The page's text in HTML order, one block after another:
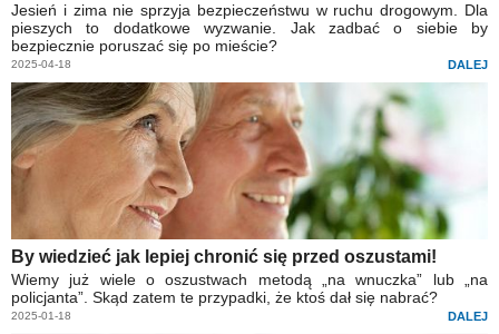
Jesień i zima nie sprzyja bezpieczeństwu w ruchu drogowym. Dla
pieszych to dodatkowe wyzwanie. Jak zadbać o siebie by
bezpiecznie poruszać się po mieście?
2025-04-18 DALEJ
By wiedzieć jak lepiej chronić się przed oszustami!
Wiemy już wiele o oszustwach metodą „na wnuczka” lub „na
policjanta”. Skąd zatem te przypadki, że ktoś dał się nabrać?
2025-01-18 DALEJ